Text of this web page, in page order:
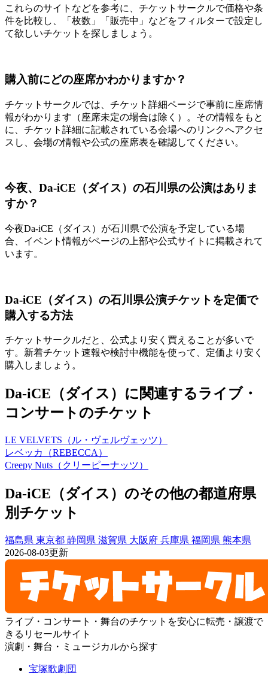
これらのサイトなどを参考に、チケットサークルで価格や条
件を比較し、「枚数」「販売中」などをフィルターで設定し
て欲しいチケットを探しましょう。
購入前にどの座席かわかりますか？
チケットサークルでは、チケット詳細ページで事前に座席情
報がわかります（座席未定の場合は除く）。その情報をもと
に、チケット詳細に記載されている会場へのリンクへアクセ
スし、会場の情報や公式の座席表を確認してください。
今夜、Da-iCE（ダイス）の石川県の公演はありま
すか？
今夜Da-iCE（ダイス）が石川県で公演を予定している場
合、イベント情報がページの上部や公式サイトに掲載されて
います。
Da-iCE（ダイス）の石川県公演チケットを定価で
購入する方法
チケットサークルだと、公式より安く買えることが多いで
す。新着チケット速報や検討中機能を使って、定価より安く
購入しましょう。
Da-iCE（ダイス）に関連するライブ・
コンサートのチケット
LE VELVETS（ル・ヴェルヴェッツ）
レベッカ（REBECCA）
Creepy Nuts（クリーピーナッツ）
Da-iCE（ダイス）のその他の都道府県
別チケット
福島県 東京都 静岡県 滋賀県 大阪府 兵庫県 福岡県 熊本県
2026-08-03更新
ライブ・コンサート・舞台のチケットを安心に転売・譲渡で
きるリセールサイト
演劇・舞台・ミュージカルから探す
宝塚歌劇団